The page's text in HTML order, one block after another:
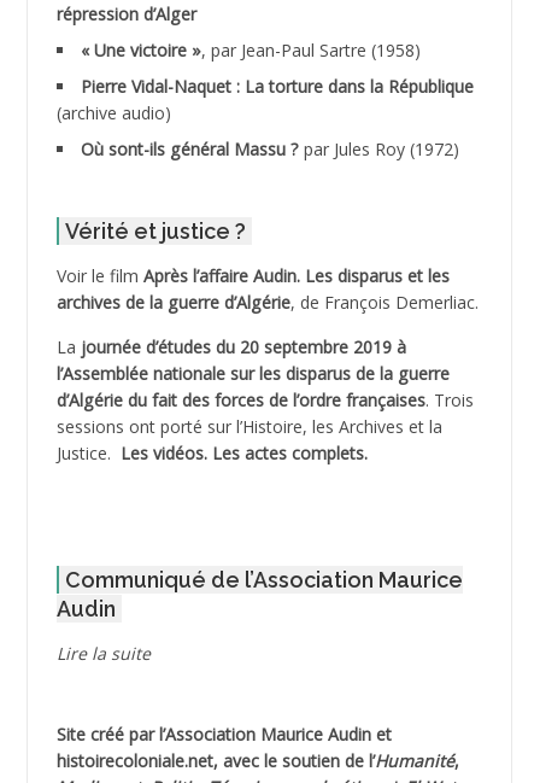
ADDALA Boualem*
ADDANE
ADDECHE Rachid
ADELIOUAT Vve AIT SAADA
ADJANI Khaled
ADJAOUT
ADNI Mohamed Akli
ADOUL Arab *
AGOULMINE
AHLOUCHE Mabrouk *
répression d’Alger
« Une victoire », par Jean-Paul Sartre (1958)
Pierre Vidal-Naquet : La torture dans la République
(archive audio)
Où sont-ils général Massu ? par Jules Roy (1972)
Vérité et justice ?
Voir le film Après l’affaire Audin. Les disparus et les
archives de la guerre d’Algérie, de François Demerliac.
La journée d’études du 20 septembre 2019 à
l’Assemblée nationale sur les disparus de la guerre
d’Algérie du fait des forces de l’ordre françaises. Trois
sessions ont porté sur l’Histoire, les Archives et la
Justice. Les vidéos. Les actes complets.
Communiqué de l’Association Maurice
Audin
Lire la suite
Site créé par l’Association Maurice Audinet
histoirecoloniale.net, avec le soutien de l’Humanité,